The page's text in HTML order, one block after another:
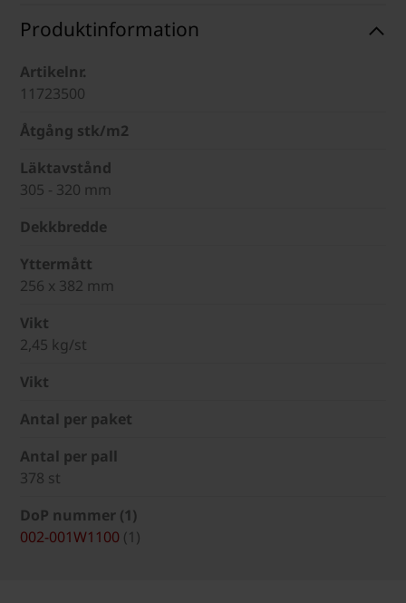
Produktinformation
Artikelnr.
11723500
Åtgång stk/m2
Läktavstånd
305 - 320 mm
Dekkbredde
Yttermått
256 x 382 mm
Vikt
2,45 kg/st
Vikt
Antal per paket
Antal per pall
378 st
DoP nummer (1)
002-001W1100 (1)